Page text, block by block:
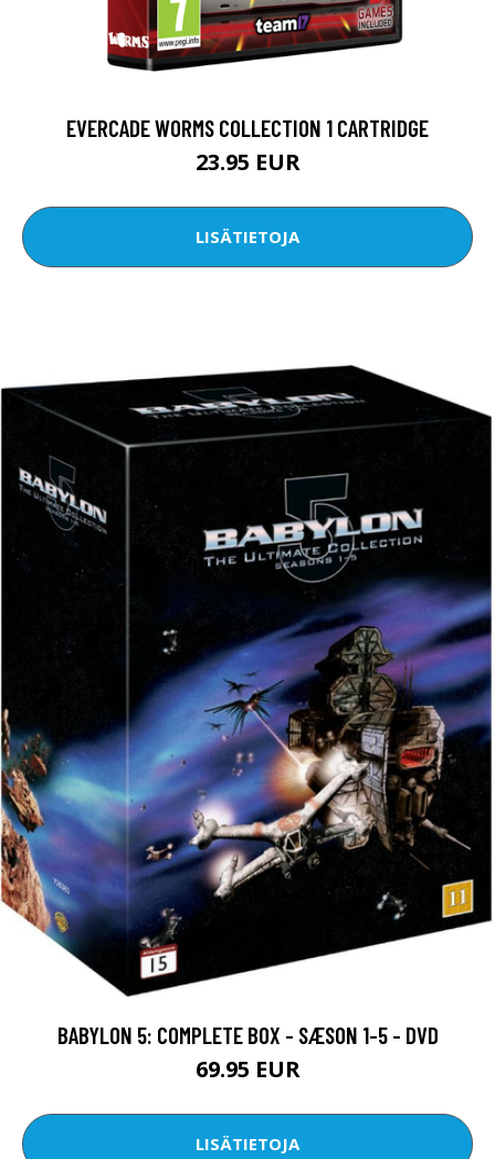
EVERCADE WORMS COLLECTION 1 CARTRIDGE
23.95 EUR
LISÄTIETOJA
BABYLON 5: COMPLETE BOX - SÆSON 1-5 - DVD
69.95 EUR
LISÄTIETOJA